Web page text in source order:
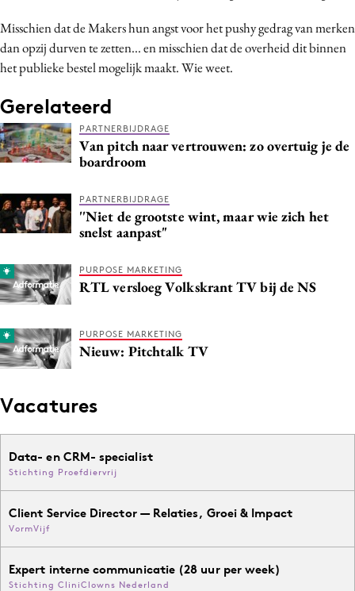
Misschien dat de Makers hun angst voor het pushy gedrag van merken
dan opzij durven te zetten... en misschien dat de overheid dit binnen
het publieke bestel mogelijk maakt. Wie weet.
Gerelateerd
PARTNERBIJDRAGE
Van pitch naar vertrouwen: zo overtuig je de
boardroom
PARTNERBIJDRAGE
''Niet de grootste wint, maar wie zich het
snelst aanpast"
PURPOSE MARKETING
RTL versloeg Volkskrant TV bij de NS
PURPOSE MARKETING
Nieuw: Pitchtalk TV
Vacatures
Data- en CRM- specialist
Stichting Proefdiervrij
Client Service Director — Relaties, Groei & Impact
VormVijf
Expert interne communicatie (28 uur per week)
Stichting CliniClowns Nederland